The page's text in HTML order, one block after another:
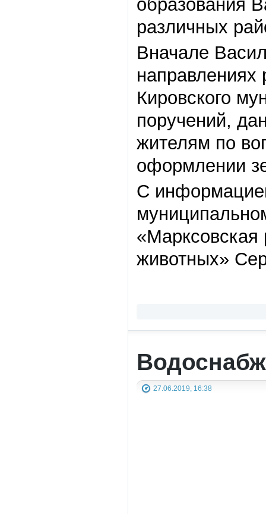
образования
различных
Вначале
направлениях
Кировского
поручений,
жителям по
оформлении
С
«Марксовская
животных»
27.06.2019, 16:38